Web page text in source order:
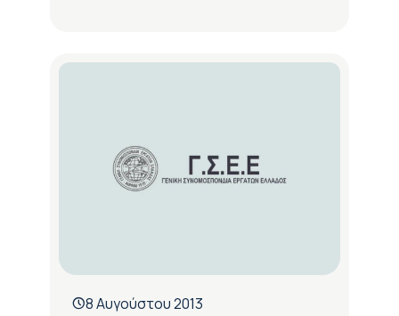
8 Αυγούστου 2013